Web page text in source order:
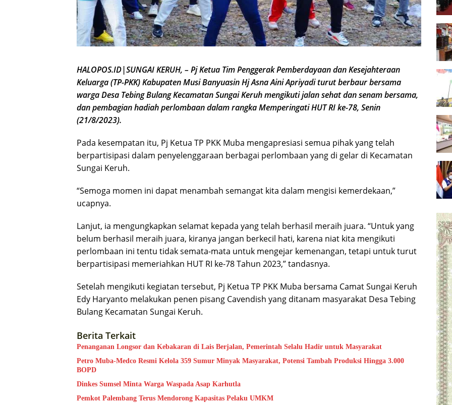
HALOPOS.ID|SUNGAI KERUH, – Pj Ketua Tim Penggerak Pemberdayaan dan Kesejahteraan
Keluarga (TP-PKK) Kabupaten Musi Banyuasin Hj Asna Aini Apriyadi turut berbaur bersama
warga Desa Tebing Bulang Kecamatan Sungai Keruh mengikuti jalan sehat dan senam bersama,
dan pembagian hadiah perlombaan dalam rangka Memperingati HUT RI ke-78, Senin
(21/8/2023).
Pada kesempatan itu, Pj Ketua TP PKK Muba mengapresiasi semua pihak yang telah
berpartisipasi dalam penyelenggaraan berbagai perlombaan yang di gelar di Kecamatan
Sungai Keruh.
“Semoga momen ini dapat menambah semangat kita dalam mengisi kemerdekaan,”
ucapnya.
Lanjut, ia mengungkapkan selamat kepada yang telah berhasil meraih juara. “Untuk yang
belum berhasil meraih juara, kiranya jangan berkecil hati, karena niat kita mengikuti
perlombaan ini tentu tidak semata-mata untuk mengejar kemenangan, tetapi untuk turut
berpartisipasi memeriahkan HUT RI ke-78 Tahun 2023,” tandasnya.
Setelah mengikuti kegiatan tersebut, Pj Ketua TP PKK Muba bersama Camat Sungai Keruh
Edy Haryanto melakukan penen pisang Cavendish yang ditanam masyarakat Desa Tebing
Bulang Kecamatan Sungai Keruh.
Berita Terkait
Penanganan Longsor dan Kebakaran di Lais Berjalan, Pemerintah Selalu Hadir untuk Masyarakat
Petro Muba-Medco Resmi Kelola 359 Sumur Minyak Masyarakat, Potensi Tambah Produksi Hingga 3.000
BOPD
Dinkes Sumsel Minta Warga Waspada Asap Karhutla
Pemkot Palembang Terus Mendorong Kapasitas Pelaku UMKM